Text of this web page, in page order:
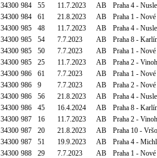
34300 984 55 11.7.2023 AB
Praha 4 -
34300 984 61 21.8.2023 AB
Praha 1 -
34300 985 48 11.7.2023 AB
Praha 4 -
34300 985 54 7.7.2023 AB
Praha 8 -
34300 985 50 7.7.2023 AB
Praha 1 -
34300 985 25 11.7.2023 AB
Praha 2 -
34300 986 61 7.7.2023 AB
Praha 1 -
34300 986 9 7.7.2023 AB
Praha 2 -
34300 986 56 21.8.2023 AB
Praha 4 -
34300 986 45 16.4.2024 AB
Praha 8 -
34300 987 16 11.7.2023 AB
Praha 2 -
34300 987 20 21.8.2023 AB
Praha 10 -
34300 987 51 19.9.2023 AB
Praha 4 -
34300 988 29 7.7.2023 AB
Praha 1 -